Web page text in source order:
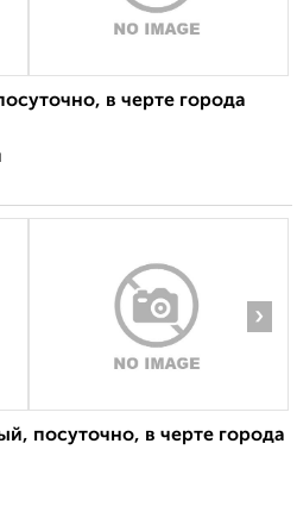
в черте города
›
посуточно, в черте города